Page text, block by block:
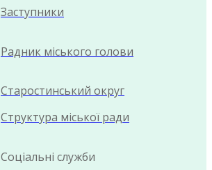
Заступники
Радник міського голови
Старостинський округ
Структура міської ради
Соціальні служби